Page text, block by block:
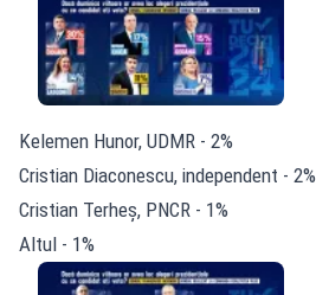
Kelemen Hunor, UDMR - 2%
Cristian Diaconescu, independent - 2%
Cristian Terheș, PNCR - 1%
Altul - 1%